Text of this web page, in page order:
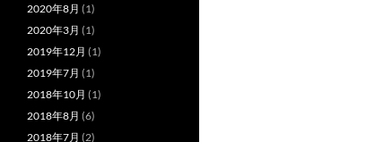
2020年8月 (1)
2020年3月 (1)
2019年12月 (1)
2019年7月 (1)
2018年10月 (1)
2018年8月 (6)
2018年7月 (2)